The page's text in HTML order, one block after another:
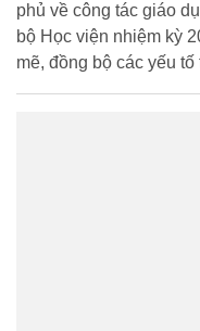
phủ về công tác giáo
bộ Học viện nhiệm kỳ
mẽ, đồng bộ các yếu